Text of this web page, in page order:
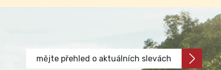
mějte přehled o aktuálních slevách